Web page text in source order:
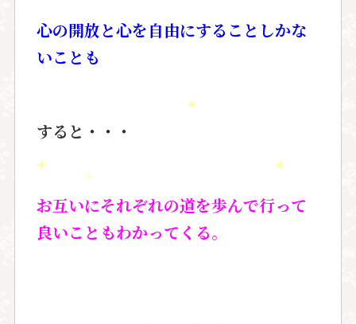
心の開放と心を自由にすることしかな
いことも
すると・・・
お互いにそれぞれの道を歩んで行って
良いこともわかってくる。